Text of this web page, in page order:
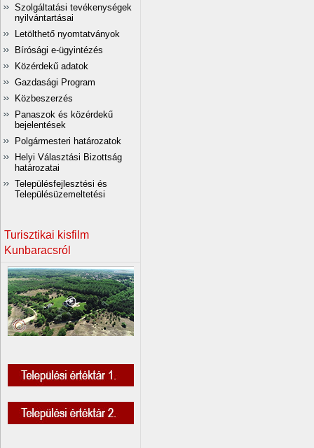
Szolgáltatási tevékenységek
nyilvántartásai
Letölthető nyomtatványok
Bírósági e-ügyintézés
Közérdekű adatok
Gazdasági Program
Közbeszerzés
Panaszok és közérdekű
bejelentések
Polgármesteri határozatok
Helyi Választási Bizottság
határozatai
Településfejlesztési és
Településüzemeltetési
Turisztikai kisfilm
Kunbaracsról